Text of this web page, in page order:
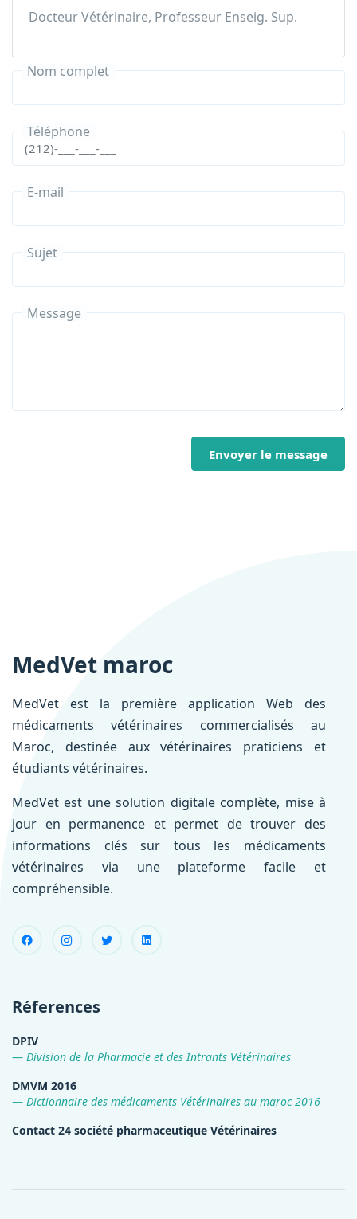
Docteur Vétérinaire, Professeur Enseig. Sup.
Nom complet
Téléphone
E-mail
Sujet
Message
Envoyer le message
MedVet maroc
MedVet est la première application Web des
médicaments vétérinaires commercialisés au
Maroc, destinée aux vétérinaires praticiens et
étudiants vétérinaires.
MedVet est une solution digitale complète, mise à
jour en permanence et permet de trouver des
informations clés sur tous les médicaments
vétérinaires via une plateforme facile et
compréhensible.
Réferences
DPIV
Division de la Pharmacie et des Intrants Vétérinaires
DMVM 2016
Dictionnaire des médicaments Vétérinaires au maroc 2016
Contact 24 société pharmaceutique Vétérinaires